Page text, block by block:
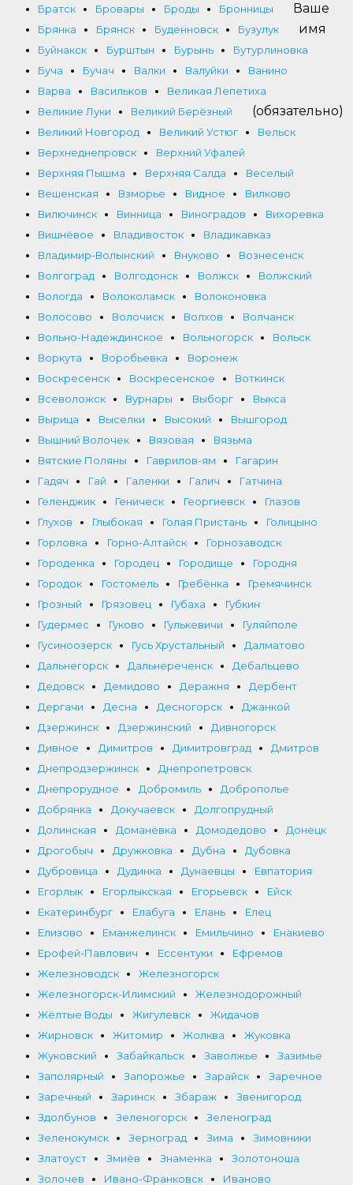
Братск
Бровары Броды
Бронницы
Брянка
Брянск Буденновск
Бузулук
Буйнакск
Бурштын Бурынь
Бутурлиновка
Буча
Бучач Валки Валуйки
Ванино
Варва
Васильков
Великая Лепетиха
Великие Луки
Великий Берёзный
Великий Новгород
Великий Устюг
Вельск
Верхнеднепровск
Верхний Уфалей
Верхняя Пышма
Верхняя Салда
Веселый
Вешенская
Взморье Видное
Вилково
Вилючинск
Винница Виноградов
Вихоревка
Вишнёвое
Владивосток
Владикавказ
Владимир-Волынский
Внуково
Вознесенск
Волгоград
Волгодонск Волжск
Волжский
Вологда
Волоколамск
Волоконовка
Волосово
Волочиск Волхов
Волчанск
Вольно-Надеждинское
Вольногорск
Вольск
Воркута
Воробьевка
Воронеж
Воскресенск
Воскресенское
Воткинск
Всеволожск
Вурнары Выборг
Выкса
Вырица
Выселки Высокий
Вышгород
Вышний Волочек
Вязовая
Вязьма
Вятские Поляны
Гаврилов-ям
Гагарин
Гадяч
Гай Галенки Галич
Гатчина
Геленджик
Геническ Георгиевск
Глазов
Глухов
Глыбокая Голая Пристань
Голицыно
Горловка
Горно-Алтайск
Горнозаводск
Городенка
Городец Городище
Городня
Городок
Гостомель Гребёнка
Гремячинск
Грозный
Грязовец Губаха
Губкин
Гудермес
Гуково Гулькевичи
Гуляйполе
Гусиноозерск
Гусь Хрустальный
Далматово
Дальнегорск
Дальнереченск
Дебальцево
Дедовск
Демидово Деражня
Дербент
Дергачи
Десна Десногорск
Джанкой
Дзержинск
Дзержинский
Дивногорск
Дивное
Димитров Димитровград
Дмитров
Днепродзержинск
Днепропетровск
Днепрорудное
Добромиль
Доброполье
Добрянка
Докучаевск
Долгопрудный
Долинская
Доманёвка Домодедово
Донецк
Дрогобыч
Дружковка Дубна
Дубовка
Дубровица
Дудинка Дунаевцы
Евпатория
Егорлык
Егорлыкская Егорьевск
Ейск
Екатеринбург
Елабуга Елань
Елец
Елизово
Еманжелинск Емильчино
Енакиево
Ерофей-Павлович
Ессентуки
Ефремов
Железноводск
Железногорск
Железногорск-Илимский
Железнодорожный
Жёлтые Воды
Жигулевск
Жидачов
Жирновск
Житомир Жолква
Жуковка
Жуковский
Забайкальск Заволжье
Зазимье
Заполярный
Запорожье Зарайск
Заречное
Заречный
Заринск Збараж
Звенигород
Здолбунов
Зеленогорск
Зеленоград
Зеленокумск
Зерноград Зима
Зимовники
Златоуст
Змиёв Знаменка
Золотоноша
Золочев
Ивано-Франковск Иваново
Ваше
имя
(обязательно)